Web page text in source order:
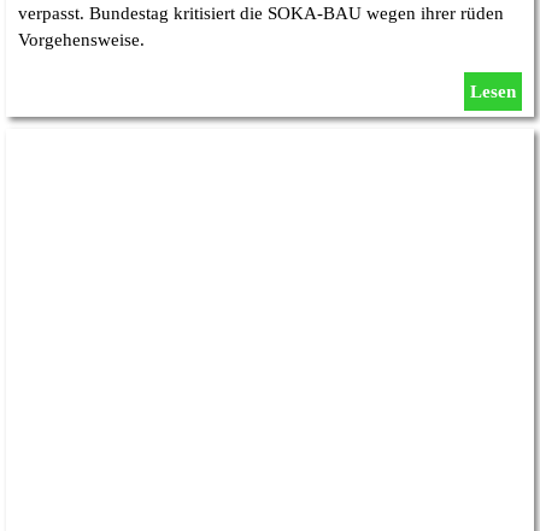
verpasst. Bundestag kritisiert die SOKA-BAU wegen ihrer rüden
Vorgehensweise.
Lesen